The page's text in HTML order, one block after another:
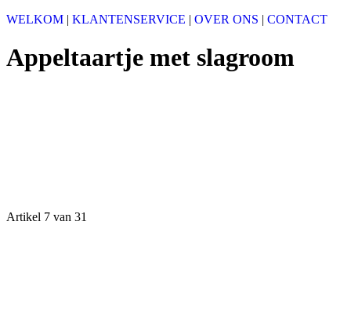
WELKOM | KLANTENSERVICE | OVER ONS | CONTACT
Appeltaartje met slagroom
Artikel 7 van 31